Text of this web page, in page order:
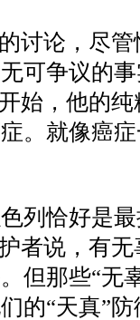
的讨论，尽
可争议的
始，他的
。就像癌
列恰好是
者说，有
但那些“无
的“天真”